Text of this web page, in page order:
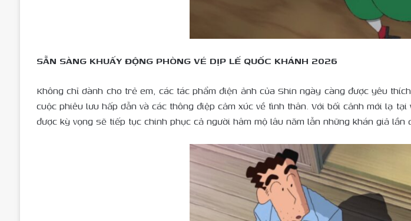
SẴN SÀNG KHUẤY ĐỘNG PHÒNG VÉ DỊP LẾ QUỐC KHÁNH 2026
Không chỉ dành cho trẻ em, các tác phẩm điện ảnh của Shin ngày càng được yêu
cuộc phiêu lưu hấp dẫn và các thông điệp cảm xúc về tình thân. Với bối cảnh mới lạ
được kỳ vọng sẽ tiếp tục chinh phục cả người hâm mộ lâu năm lẫn những khán giả lần